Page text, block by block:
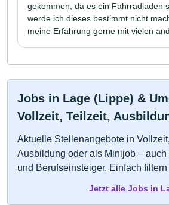
gekommen, da es ein Fahrradladen
werde ich dieses bestimmt nicht
meine Erfahrung gerne mit vielen
Jobs in Lage (Lippe) &
Vollzeit, Teilzeit,
Aktuelle Stellenangebote in
Ausbildung oder als Minijob –
und Berufseinsteiger. Einfach
Jetzt alle Jobs in